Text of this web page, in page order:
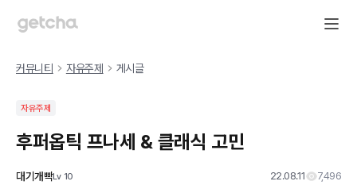
커뮤니티 자유주제 게시글
자유주제
후퍼옵틱 프나세 & 클래식 고민
대기개빡Lv 10 22.08.11 7,496